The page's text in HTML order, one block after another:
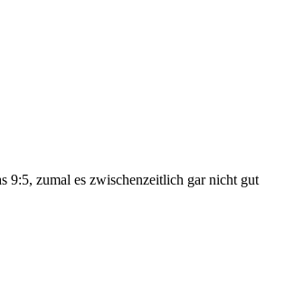
9:5, zumal es zwischenzeitlich gar nicht gut